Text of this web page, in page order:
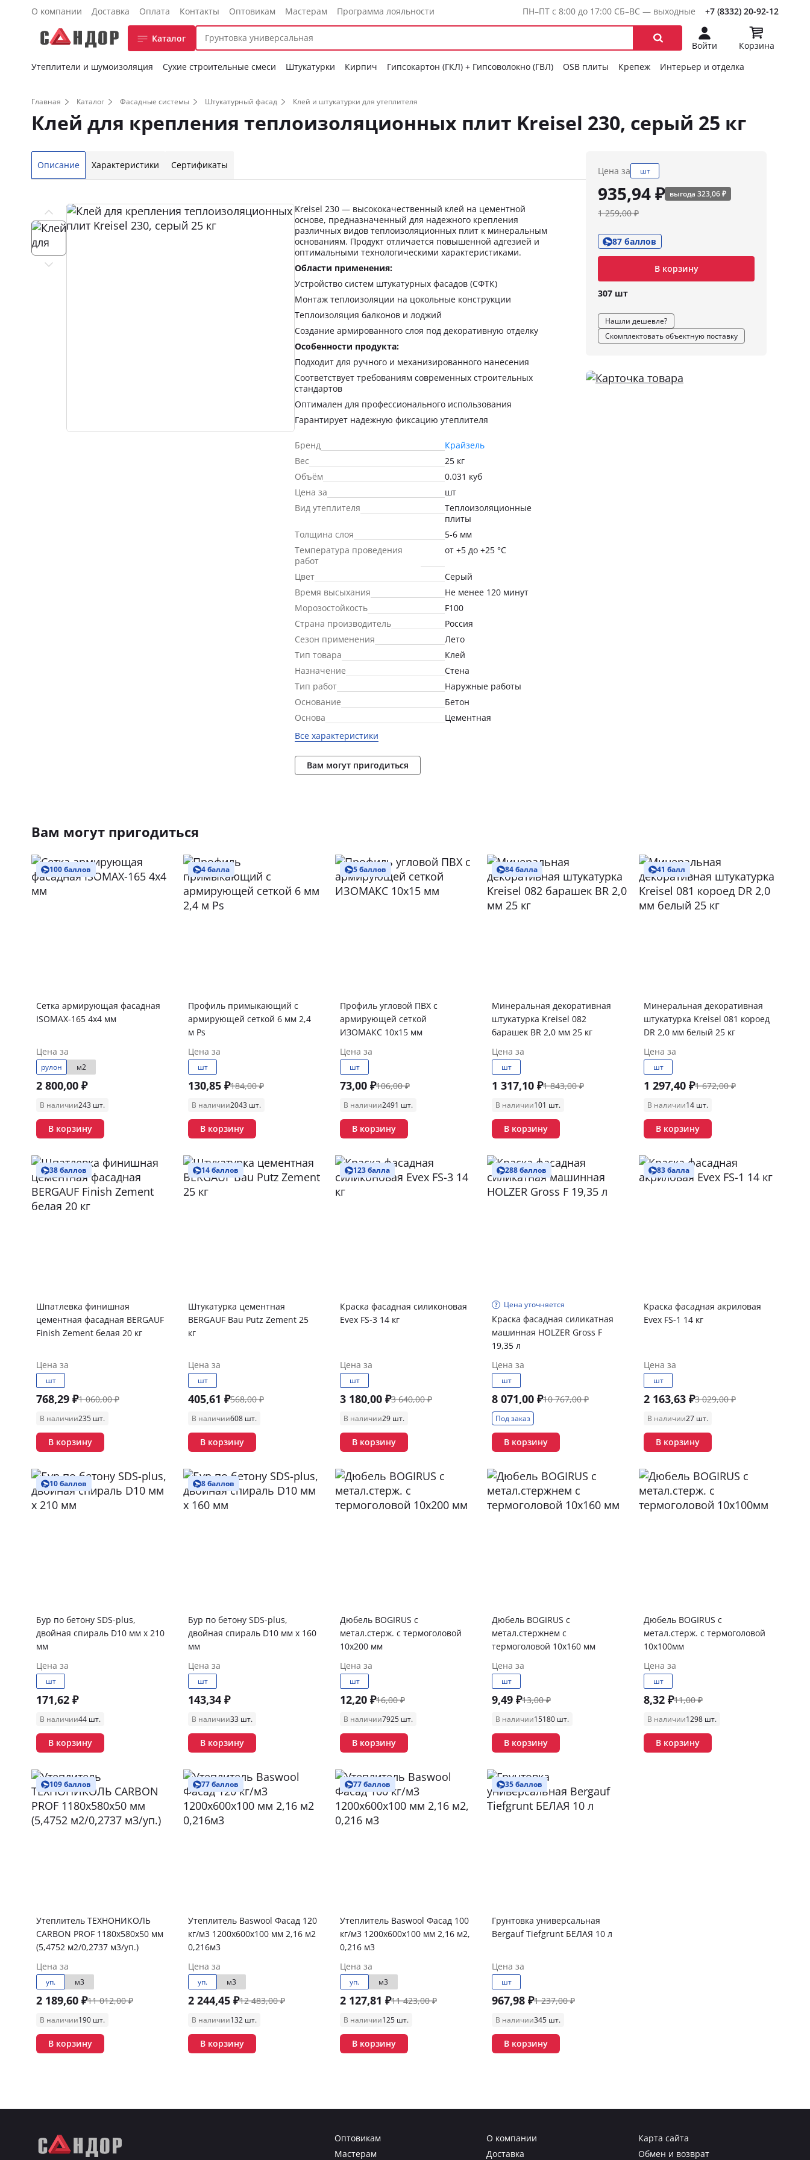
О компании Доставка Оплата Контакты Оптовикам Мастерам Программа лояльности ПН–ПТ с 8:00 до 17:00 СБ–ВС — выходные +7 (8332) 20-92-12
Каталог
Войти
Корзина
Утеплители и шумоизоляция
Сухие строительные смеси Штукатурки Кирпич Гипсокартон (ГКЛ) + Гипсоволокно (ГВЛ) OSB плиты Крепеж Интерьер и отделка
Главная Каталог Фасадные системы Штукатурный фасад Клей и штукатурки для утеплителя
Клей для крепления теплоизоляционных плит Kreisel 230, серый 25 кг
Описание Характеристики Сертификаты
Kreisel 230 — высококачественный клей на цементной
основе, предназначенный для надежного крепления
различных видов теплоизоляционных плит к минеральным
основаниям. Продукт отличается повышенной адгезией и
оптимальными технологическими характеристиками.
Области применения:
Устройство систем штукатурных фасадов (СФТК)
Монтаж теплоизоляции на цокольные конструкции
Теплоизоляция балконов и лоджий
Создание армированного слоя под декоративную отделку
Особенности продукта:
Подходит для ручного и механизированного нанесения
Соответствует требованиям современных строительных
стандартов
Оптимален для профессионального использования
Гарантирует надежную фиксацию утеплителя
Бренд
Крайзель
Вес
25 кг
Объём
0.031 куб
Цена за
шт
Вид утеплителя
Теплоизоляционные
плиты
Толщина слоя
5-6 мм
Температура проведения
работ
от +5 до +25 °C
Цвет
Серый
Время высыхания
Не менее 120 минут
Морозостойкость
F100
Страна производитель
Россия
Сезон применения
Лето
Тип товара
Клей
Назначение
Стена
Тип работ
Наружные работы
Основание
Бетон
Основа
Цементная
Все характеристики
Вам могут пригодиться
Цена за шт
935,94 ₽ выгода 323,06 ₽
1 259,00 ₽
87 баллов
В корзину
307 шт
Нашли дешевле?
Скомплектовать объектную поставку
Вам могут пригодиться
100 баллов
Сетка армирующая фасадная
ISOMAX-165 4х4 мм
Цена за
рулон м2
2 800,00 ₽
В наличии243 шт.
В корзину
4 балла
Профиль примыкающий с
армирующей сеткой 6 мм 2,4
м Ps
Цена за
шт
130,85 ₽184,00 ₽
В наличии2043 шт.
В корзину
5 баллов
Профиль угловой ПВХ с
армирующей сеткой
ИЗОМАКС 10х15 мм
Цена за
шт
73,00 ₽106,00 ₽
В наличии2491 шт.
В корзину
84 балла
Минеральная декоративная
штукатурка Kreisel 082
барашек BR 2,0 мм 25 кг
Цена за
шт
1 317,10 ₽1 843,00 ₽
В наличии101 шт.
В корзину
41 балл
Минеральная декоративная
штукатурка Kreisel 081 короед
DR 2,0 мм белый 25 кг
Цена за
шт
1 297,40 ₽1 672,00 ₽
В наличии14 шт.
В корзину
38 баллов
Шпатлевка финишная
цементная фасадная BERGAUF
Finish Zement белая 20 кг
Цена за
шт
768,29 ₽1 060,00 ₽
В наличии235 шт.
В корзину
14 баллов
Штукатурка цементная
BERGAUF Bau Putz Zement 25
кг
Цена за
шт
405,61 ₽568,00 ₽
В наличии608 шт.
В корзину
123 балла
Краска фасадная силиконовая
Evex FS-3 14 кг
Цена за
шт
3 180,00 ₽3 640,00 ₽
В наличии29 шт.
В корзину
288 баллов
Цена уточняется
Краска фасадная силикатная
машинная HOLZER Gross F
19,35 л
Цена за
шт
8 071,00 ₽10 767,00 ₽
Под заказ
В корзину
83 балла
Краска фасадная акриловая
Evex FS-1 14 кг
Цена за
шт
2 163,63 ₽3 029,00 ₽
В наличии27 шт.
В корзину
10 баллов
Бур по бетону SDS-plus,
двойная спираль D10 мм x 210
мм
Цена за
шт
171,62 ₽
В наличии44 шт.
В корзину
8 баллов
Бур по бетону SDS-plus,
двойная спираль D10 мм x 160
мм
Цена за
шт
143,34 ₽
В наличии33 шт.
В корзину
Дюбель BOGIRUS с
метал.стерж. с термоголовой
10х200 мм
Цена за
шт
12,20 ₽16,00 ₽
В наличии7925 шт.
В корзину
Дюбель BOGIRUS с
метал.стержнем с
термоголовой 10х160 мм
Цена за
шт
9,49 ₽13,00 ₽
В наличии15180 шт.
В корзину
Дюбель BOGIRUS с
метал.стерж. с термоголовой
10х100мм
Цена за
шт
8,32 ₽11,00 ₽
В наличии1298 шт.
В корзину
109 баллов
Утеплитель ТЕХНОНИКОЛЬ
CARBON PROF 1180х580х50 мм
(5,4752 м2/0,2737 м3/уп.)
Цена за
уп. м3
2 189,60 ₽11 012,00 ₽
В наличии190 шт.
В корзину
77 баллов
Утеплитель Baswool Фасад 120
кг/м3 1200х600х100 мм 2,16 м2
0,216м3
Цена за
уп. м3
2 244,45 ₽12 483,00 ₽
В наличии132 шт.
В корзину
77 баллов
Утеплитель Baswool Фасад 100
кг/м3 1200х600х100 мм 2,16 м2,
0,216 м3
Цена за
уп. м3
2 127,81 ₽11 423,00 ₽
В наличии125 шт.
В корзину
35 баллов
Грунтовка универсальная
Bergauf Tiefgrunt БЕЛАЯ 10 л
Цена за
шт
967,98 ₽1 237,00 ₽
В наличии345 шт.
В корзину
Оптовикам
Мастерам
О компании
Доставка
Карта сайта
Обмен и возврат